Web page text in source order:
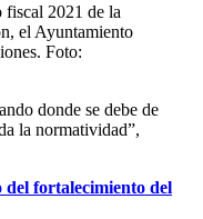
fiscal 2021 de la
el Ayuntamiento
Foto:
donde se debe de
la normatividad”,
del fortalecimiento del